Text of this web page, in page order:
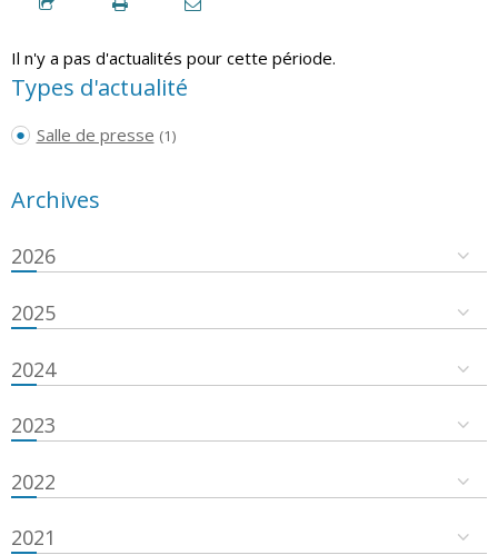
Il n'y a pas d'actualités pour cette période.
Types d'actualité
Salle de presse (1)
Archives
2026
2025
2024
2023
2022
2021